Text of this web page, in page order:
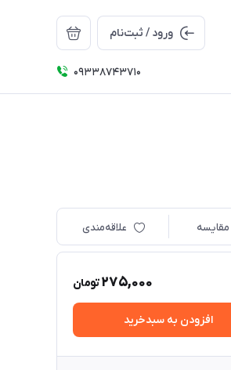
ورود / ثبت‌نام
09338743710
مقایسه علاقه‌مندی
275,000تومان
افزودن به سبدخرید